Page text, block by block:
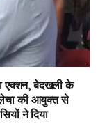
एक्शन, बेदखली के
की आयुक्त से
ने दिया